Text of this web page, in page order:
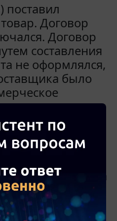
Договор
Договор
составления
не оформлялся,
было
все
договора
также было
товара
самовывоза.
покупателем на
о готовности
покупатель